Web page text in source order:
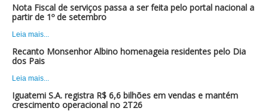
Nota Fiscal de serviços passa a ser feita pelo portal nacional a
partir de 1º de setembro
Leia mais...
Recanto Monsenhor Albino homenageia residentes pelo Dia
dos Pais
Leia mais...
Iguatemi S.A. registra R$ 6,6 bilhões em vendas e mantém
crescimento operacional no 2T26